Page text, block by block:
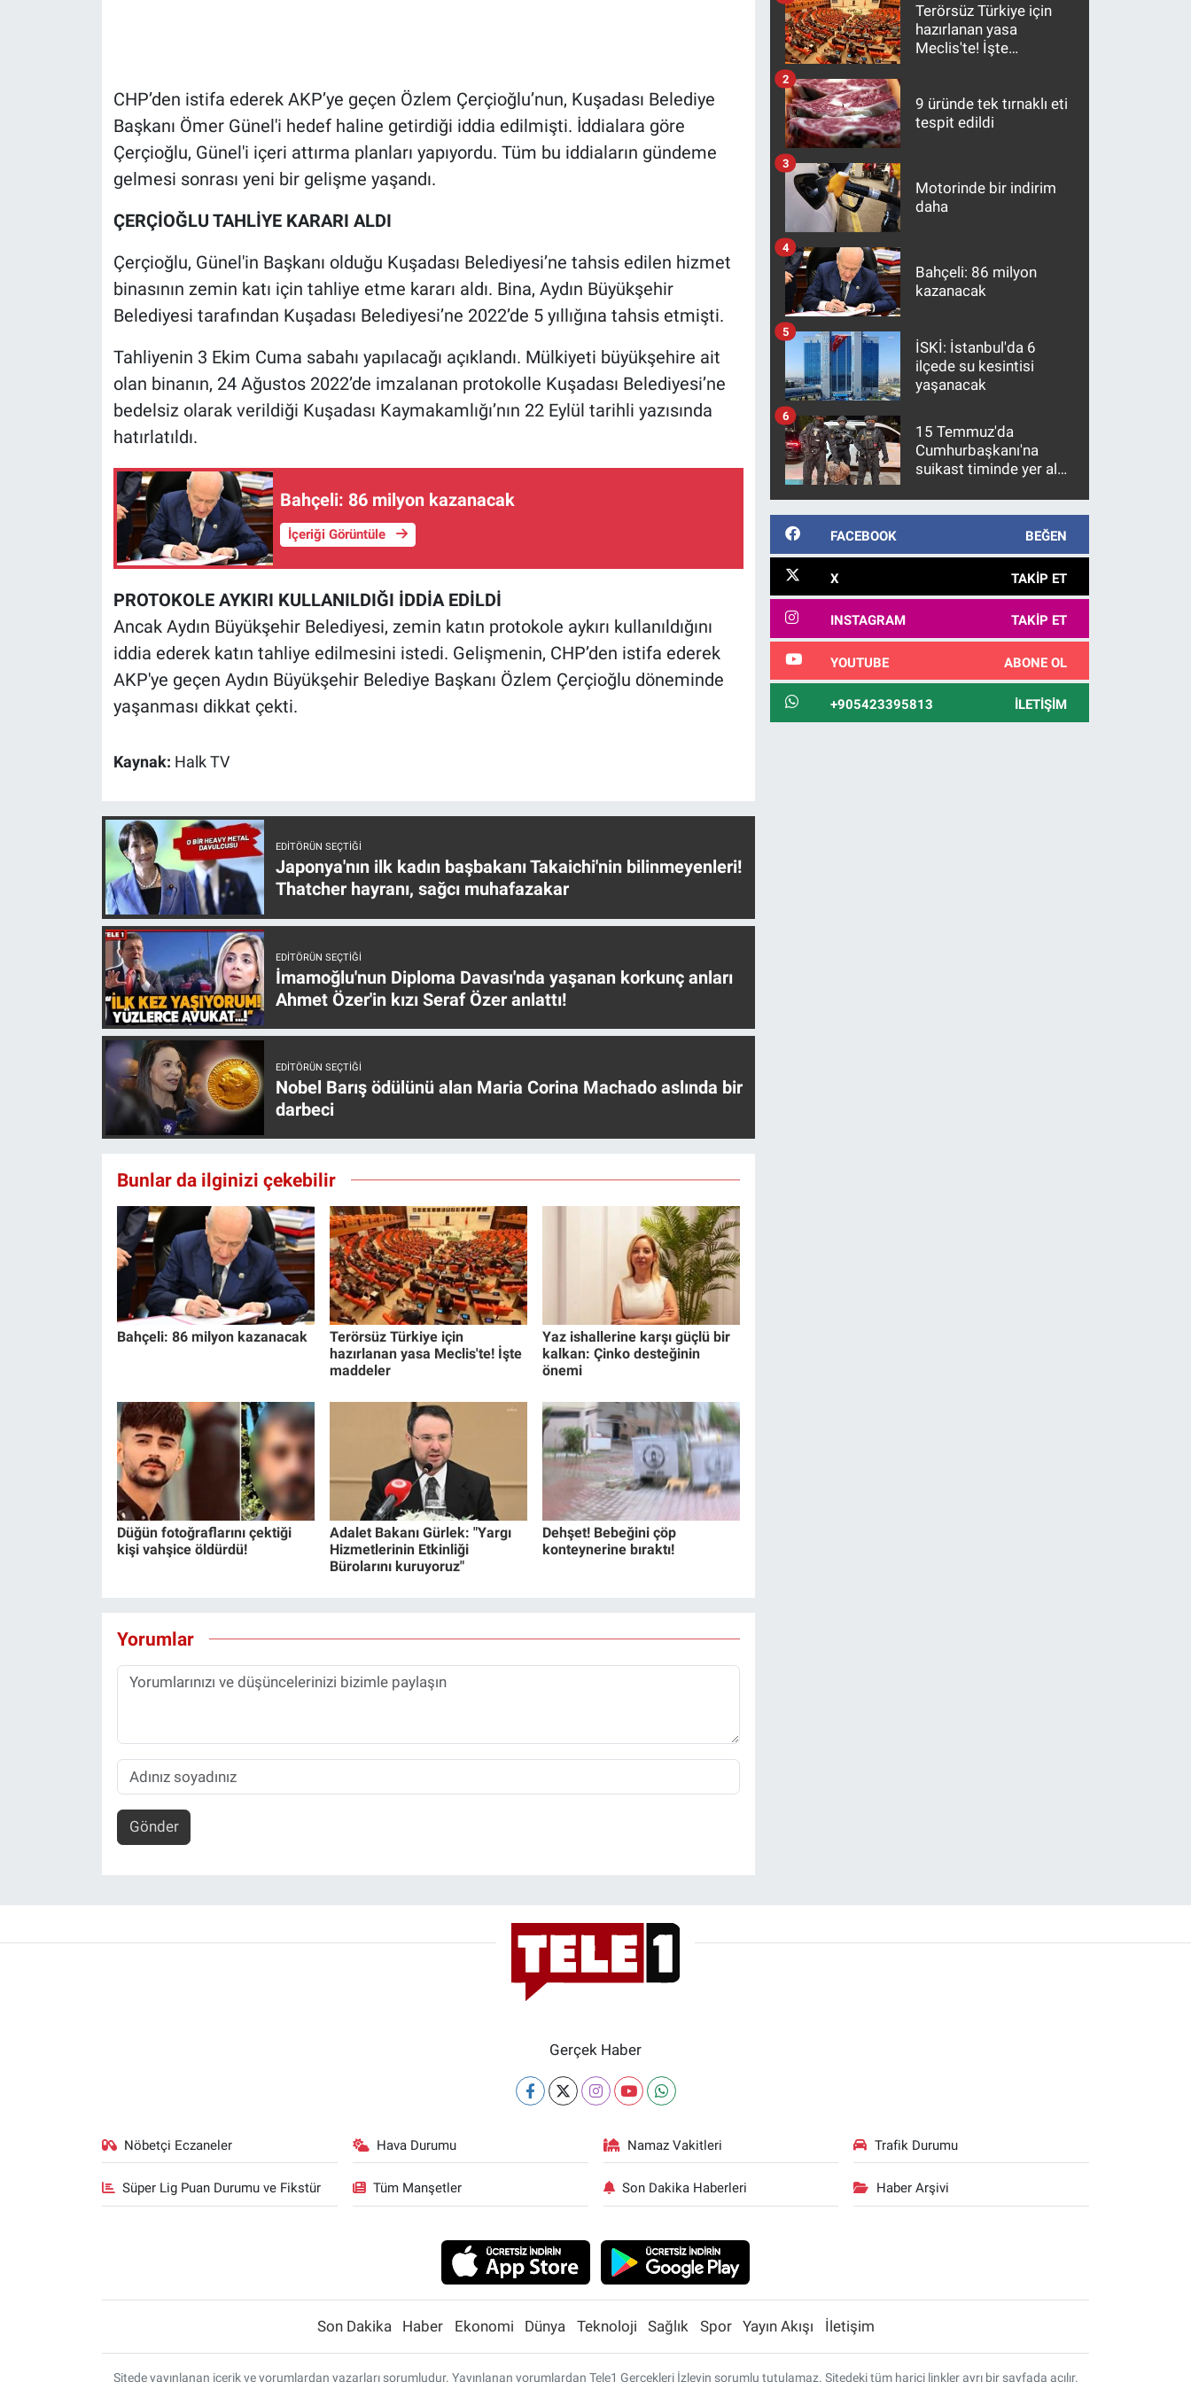
CHP’den istifa ederek AKP’ye geçen Özlem Çerçioğlu’nun, Kuşadası Belediye
Başkanı Ömer Günel'i hedef haline getirdiği iddia edilmişti. İddialara göre
Çerçioğlu, Günel'i içeri attırma planları yapıyordu. Tüm bu iddiaların gündeme
gelmesi sonrası yeni bir gelişme yaşandı.
ÇERÇİOĞLU TAHLİYE KARARI ALDI
Çerçioğlu, Günel'in Başkanı olduğu Kuşadası Belediyesi’ne tahsis edilen hizmet
binasının zemin katı için tahliye etme kararı aldı. Bina, Aydın Büyükşehir
Belediyesi tarafından Kuşadası Belediyesi’ne 2022’de 5 yıllığına tahsis etmişti.
Tahliyenin 3 Ekim Cuma sabahı yapılacağı açıklandı. Mülkiyeti büyükşehire ait
olan binanın, 24 Ağustos 2022’de imzalanan protokolle Kuşadası Belediyesi’ne
bedelsiz olarak verildiği Kuşadası Kaymakamlığı’nın 22 Eylül tarihli yazısında
hatırlatıldı.
Bahçeli: 86 milyon kazanacak
İçeriği Görüntüle
PROTOKOLE AYKIRI KULLANILDIĞI İDDİA EDİLDİ
Ancak Aydın Büyükşehir Belediyesi, zemin katın protokole aykırı kullanıldığını
iddia ederek katın tahliye edilmesini istedi. Gelişmenin, CHP’den istifa ederek
AKP'ye geçen Aydın Büyükşehir Belediye Başkanı Özlem Çerçioğlu döneminde
yaşanması dikkat çekti.
Kaynak: Halk TV
EDITÖRÜN SEÇTIĞI
Japonya'nın ilk kadın başbakanı Takaichi'nin bilinmeyenleri!
Thatcher hayranı, sağcı muhafazakar
EDITÖRÜN SEÇTIĞI
İmamoğlu'nun Diploma Davası'nda yaşanan korkunç anları
Ahmet Özer'in kızı Seraf Özer anlattı!
EDITÖRÜN SEÇTIĞI
Nobel Barış ödülünü alan Maria Corina Machado aslında bir
darbeci
Bunlar da ilginizi çekebilir
Bahçeli: 86 milyon kazanacak
Terörsüz Türkiye için
hazırlanan yasa Meclis'te! İşte
maddeler
Yaz ishallerine karşı güçlü bir
kalkan: Çinko desteğinin
önemi
Düğün fotoğraflarını çektiği
kişi vahşice öldürdü!
Adalet Bakanı Gürlek: "Yargı
Hizmetlerinin Etkinliği
Bürolarını kuruyoruz"
Dehşet! Bebeğini çöp
konteynerine bıraktı!
Yorumlar
Gönder
Terörsüz Türkiye için
hazırlanan yasa
Meclis'te! İşte
9 üründe tek tırnaklı eti
tespit edildi
2
Motorinde bir indirim
daha
3
Bahçeli: 86 milyon
kazanacak
4
İSKİ: İstanbul'da 6
ilçede su kesintisi
yaşanacak
5
15 Temmuz'da
Cumhurbaşkanı'na
suikast timinde yer alan
10 yıl sonra yakalandı
6
FACEBOOK BEĞEN
X TAKIP ET
INSTAGRAM TAKIP ET
YOUTUBE ABONE OL
+905423395813 İLETIŞIM
Gerçek Haber
Nöbetçi Eczaneler Hava Durumu Namaz Vakitleri Trafik Durumu
Süper Lig Puan Durumu ve Fikstür Tüm Manşetler Son Dakika Haberleri Haber Arşivi
Son Dakika Haber Ekonomi Dünya Teknoloji Sağlık Spor Yayın Akışı İletişim
Sitede yayınlanan içerik ve yorumlardan yazarları sorumludur. Yayınlanan yorumlardan Tele1 Gerçekleri İzleyin sorumlu tutulamaz. Sitedeki tüm harici linkler ayrı bir sayfada açılır.
Koronavirüs
Kültür Sanat
Ne demişti
Programlar
Teknoloji
Türkiye'nin Geleceği
Türkiye'nin Gündemi
Yerel Gündem
Canlı Yayın